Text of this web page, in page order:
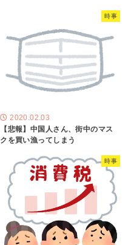
時事
2020.02.03
【悲報】中国人さん、街中のマス
クを買い漁ってしまう
時事